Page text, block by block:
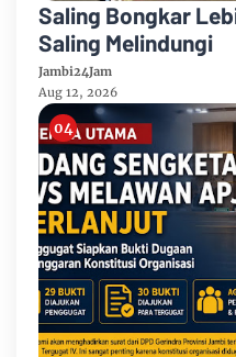
Saling Bongkar
Saling Melindungi
Jambi24Jam
Aug 12, 2026